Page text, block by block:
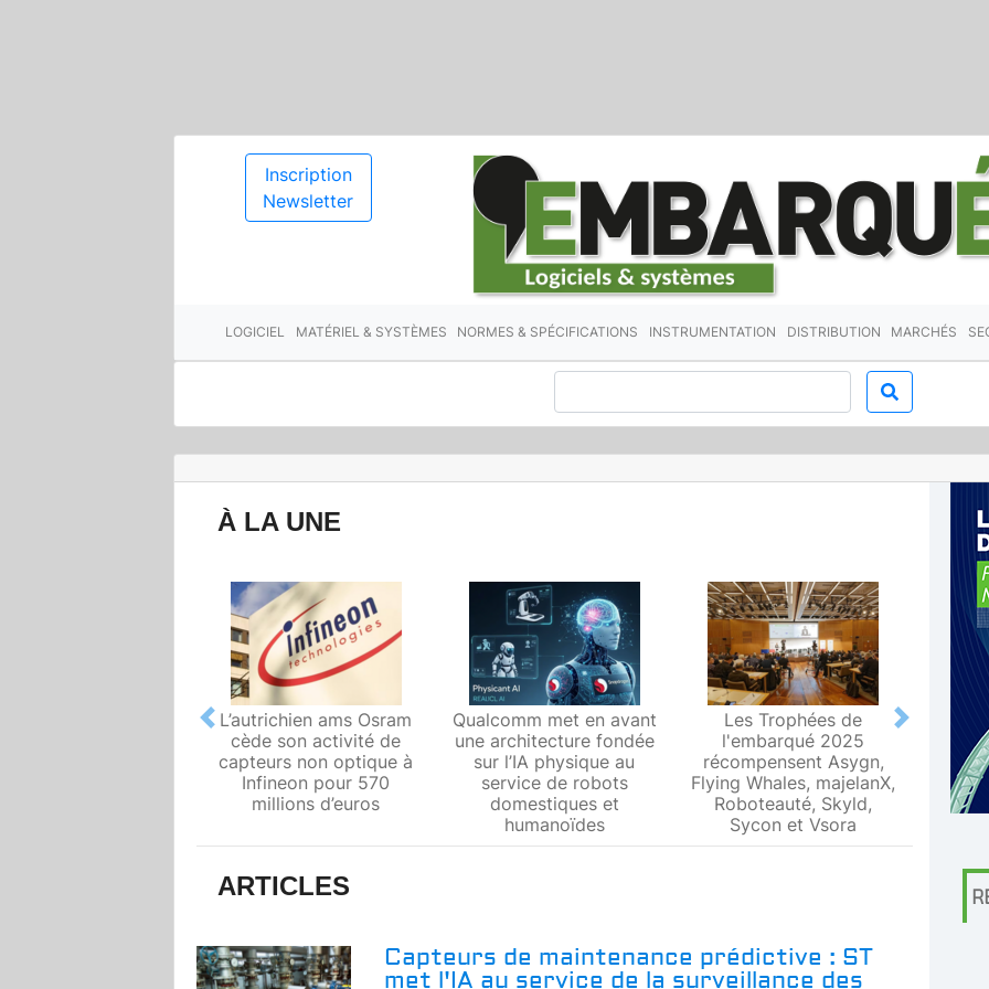
Inscription
Newsletter
LOGICIEL MATÉRIEL & SYSTÈMES NORMES & SPÉCIFICATIONS INSTRUMENTATION DISTRIBUTION MARCHÉS
À LA UNE
L’autrichien ams Osram
cède son activité de
capteurs non optique à
Infineon pour 570
millions d’euros
Qualcomm met en avant
une architecture fondée
sur l’IA physique au
service de robots
domestiques et
humanoïdes
Les Trophées de
l'embarqué 2025
récompensent Asygn,
Flying Whales, majelanX,
Roboteauté, Skyld,
Sycon et Vsora
Le
Previous Next
ARTICLES
Capteurs de maintenance prédictive : ST
met l'IA au service de la surveillance des